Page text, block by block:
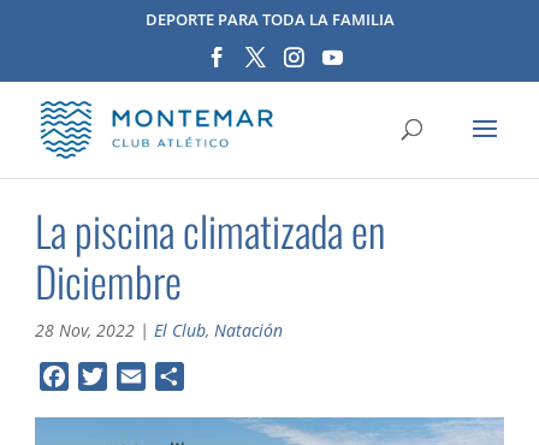
DEPORTE PARA TODA LA FAMILIA
La piscina climatizada en
Diciembre
28 Nov, 2022 |El Club,Natación